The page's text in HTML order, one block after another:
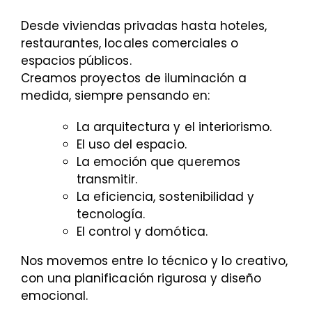
Desde viviendas privadas hasta hoteles,
restaurantes, locales comerciales o
espacios públicos.
Creamos proyectos de iluminación a
medida, siempre pensando en:
La arquitectura y el interiorismo.
El uso del espacio.
La emoción que queremos
transmitir.
La eficiencia, sostenibilidad y
tecnología.
El control y domótica.
Nos movemos entre lo técnico y lo creativo,
con una planificación rigurosa y diseño
emocional.